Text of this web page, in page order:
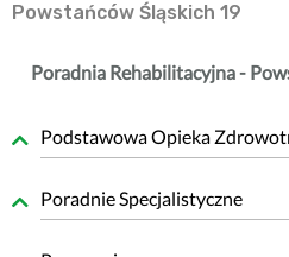
Powstańców Śląskich 19
Poradnia Rehabilitacyjna -
Podstawowa Opieka
Poradnie Specjalistyczne